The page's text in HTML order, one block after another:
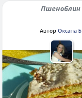
Пшеноблин
Автор Оксана Б